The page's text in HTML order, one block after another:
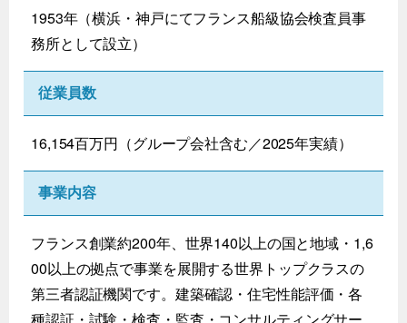
1953年（横浜・神戸にてフランス船級協会検査員事
務所として設立）
従業員数
16,154百万円（グループ会社含む／2025年実績）
事業内容
フランス創業約200年、世界140以上の国と地域・1,6
00以上の拠点で事業を展開する世界トップクラスの
第三者認証機関です。建築確認・住宅性能評価・各
種認証・試験・検査・監査・コンサルティングサー